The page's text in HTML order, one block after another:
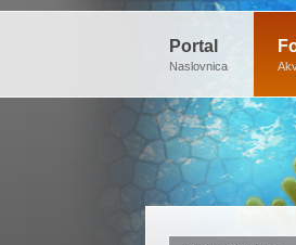
Portal
Naslovnica